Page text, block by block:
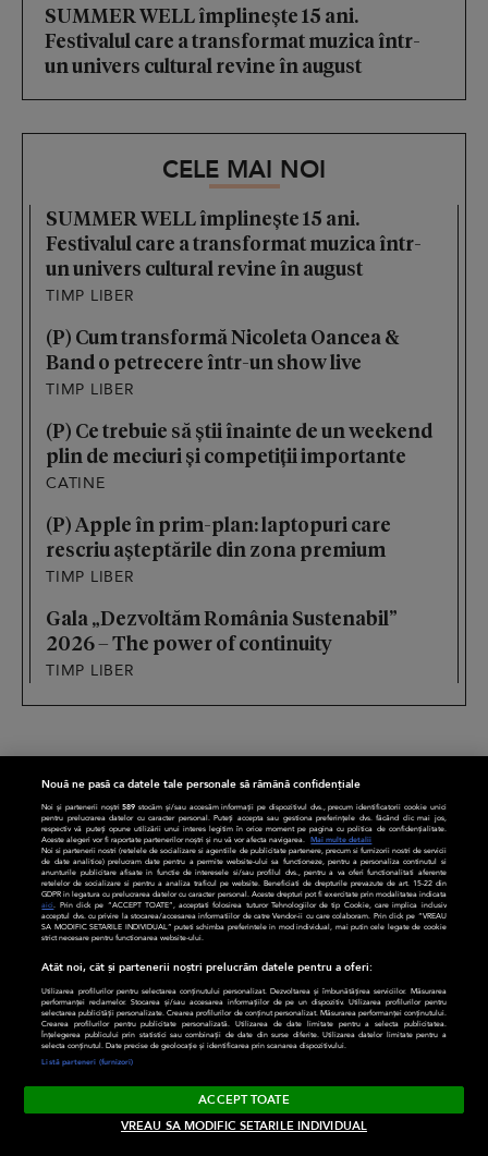
SUMMER WELL împlinește 15 ani.
Festivalul care a transformat muzica într-
un univers cultural revine în august
CELE MAI NOI
SUMMER WELL împlinește 15 ani.
Festivalul care a transformat muzica într-
un univers cultural revine în august
TIMP LIBER
(P) Cum transformă Nicoleta Oancea &
Band o petrecere într-un show live
TIMP LIBER
(P) Ce trebuie să știi înainte de un weekend
plin de meciuri și competiții importante
CATINE
(P) Apple în prim-plan: laptopuri care
rescriu așteptările din zona premium
TIMP LIBER
Gala „Dezvoltăm România Sustenabil”
2026 – The power of continuity
TIMP LIBER
LIFESTYLE
Familie
Timp liber
Relații
DIVERSE
CaTine
Divertisment
Nouă ne pasă ca datele tale personale să rămână confidențiale
Noi și partenerii noștri589 stocăm și/sau accesăm informații pe dispozitivul dvs., precum identificatorii cookie unici
pentru prelucrarea datelor cu caracter personal. Puteți accepta sau gestiona preferințele dvs. făcând clic mai jos,
respectiv vă puteți opune utilizării unui interes legitim în orice moment pe pagina cu politica de confidențialitate.
Aceste alegeri vor fi raportate partenerilor noștri și nu vă vor afecta navigarea. Mai multe detalii
Noi si partenerii nostri (retelele de socializare si agentiile de publicitate partenere, precum si furnizorii nostri de servicii
de date analitice) prelucram date pentru a permite website-ului sa functioneze, pentru a personaliza continutul si
anunturile publicitare afisate in functie de interesele si/sau profilul dvs., pentru a va oferi functionalitati aferente
retelelor de socializare si pentru a analiza traficul pe website. Beneficiati de drepturile prevazute de art. 15-22 din
GDPR in legatura cu prelucrarea datelor cu caracter personal. Aceste drepturi pot fi exercitate prin modalitatea indicata
aici. Prin click pe “ACCEPT TOATE”, acceptati folosirea tuturor Tehnologiilor de tip Cookie, care implica inclusiv
acceptul dvs. cu privire la stocarea/accesarea informatiilor de catre Vendor-ii cu care colaboram. Prin click pe “VREAU
SA MODIFIC SETARILE INDIVIDUAL” puteti schimba preferintele in mod individual, mai putin cele legate de cookie
strict necesare pentru functionarea website-ului.
Atât noi, cât și partenerii noștri prelucrăm datele pentru a oferi:
Utilizarea profilurilor pentru selectarea conținutului personalizat. Dezvoltarea și îmbunătățirea serviciilor. Măsurarea
performanței reclamelor. Stocarea și/sau accesarea informațiilor de pe un dispozitiv. Utilizarea profilurilor pentru
selectarea publicității personalizate. Crearea profilurilor de conținut personalizat. Măsurarea performanței conținutului.
Crearea profilurilor pentru publicitate personalizată. Utilizarea de date limitate pentru a selecta publicitatea.
Înțelegerea publicului prin statistici sau combinații de date din surse diferite. Utilizarea datelor limitate pentru a
selecta conținutul. Date precise de geolocație și identificarea prin scanarea dispozitivului.
Listă parteneri (furnizori)
ACCEPT TOATE
VREAU SA MODIFIC SETARILE INDIVIDUAL